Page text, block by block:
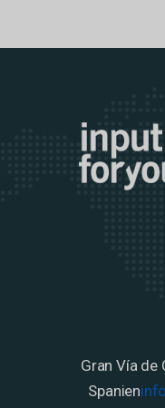
Gran Vía de
Spanien